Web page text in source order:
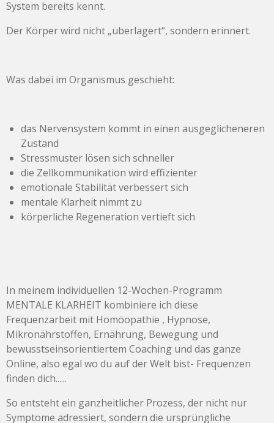
System bereits kennt.
Der Körper wird nicht „überlagert“, sondern erinnert.
Was dabei im Organismus geschieht:
das Nervensystem kommt in einen ausgeglicheneren
Zustand
Stressmuster lösen sich schneller
die Zellkommunikation wird effizienter
emotionale Stabilität verbessert sich
mentale Klarheit nimmt zu
körperliche Regeneration vertieft sich
In meinem individuellen 12-Wochen-Programm
MENTALE KLARHEIT kombiniere ich diese
Frequenzarbeit mit Homöopathie , Hypnose,
Mikronährstoffen, Ernährung, Bewegung und
bewusstseinsorientiertem Coaching und das ganze
Online, also egal wo du auf der Welt bist- Frequenzen
finden dich......
So entsteht ein ganzheitlicher Prozess, der nicht nur
Symptome adressiert, sondern die ursprüngliche